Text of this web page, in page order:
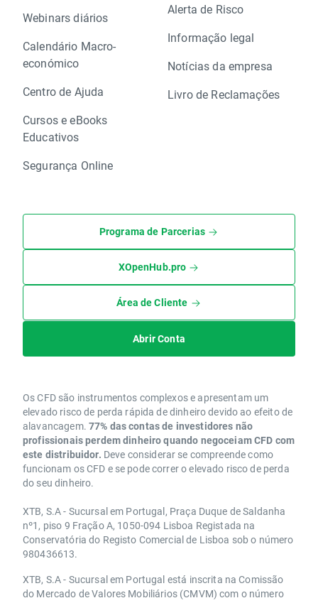
Webinars diários
Calendário Macro-
económico
Centro de Ajuda
Cursos e eBooks
Educativos
Segurança Online
Alerta de Risco
Informação legal
Notícias da empresa
Livro de Reclamações
Programa de Parcerias
XOpenHub.pro
Área de Cliente
Abrir Conta
Os CFD são instrumentos complexos e apresentam um
elevado risco de perda rápida de dinheiro devido ao efeito de
alavancagem. 77% das contas de investidores não
profissionais perdem dinheiro quando negoceiam CFD com
este distribuidor. Deve considerar se compreende como
funcionam os CFD e se pode correr o elevado risco de perda
do seu dinheiro.
XTB, S.A - Sucursal em Portugal, Praça Duque de Saldanha
nº1, piso 9 Fração A, 1050-094 Lisboa Registada na
Conservatória do Registo Comercial de Lisboa sob o número
980436613.
XTB, S.A - Sucursal em Portugal está inscrita na Comissão
do Mercado de Valores Mobiliários (CMVM) com o número